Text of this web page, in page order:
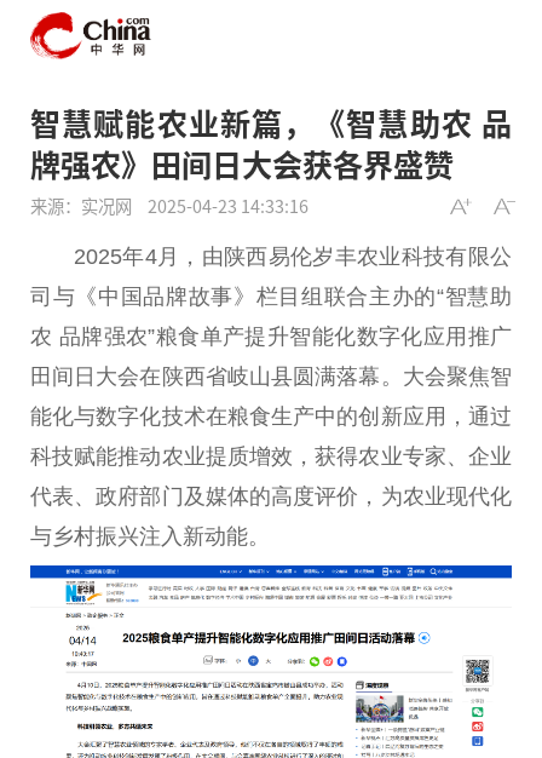
智慧赋能农业新篇，《智慧助农 品
牌强农》田间日大会获各界盛赞
来源：实况网 2025-04-23 14:33:16
2025年4月，由陕西易伦岁丰农业科技有限公
司与《中国品牌故事》栏目组联合主办的“智慧助
农 品牌强农”粮食单产提升智能化数字化应用推广
田间日大会在陕西省岐山县圆满落幕。大会聚焦智
能化与数字化技术在粮食生产中的创新应用，通过
科技赋能推动农业提质增效，获得农业专家、企业
代表、政府部门及媒体的高度评价，为农业现代化
与乡村振兴注入新动能。